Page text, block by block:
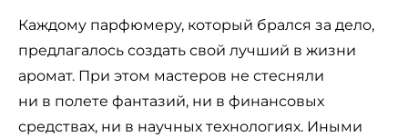
Каждому парфюмеру, который брался за дело,
предлагалось создать свой лучший в жизни
аромат. При этом мастеров не стесняли
ни в полете фантазий, ни в финансовых
средствах, ни в научных технологиях. Иными